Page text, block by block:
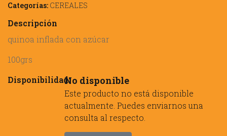
Categorías: CEREALES
Descripción
quinoa inflada con azúcar
100grs
Disponibilidad:No disponible
Este producto no está disponible
actualmente. Puedes enviarnos una
consulta al respecto.